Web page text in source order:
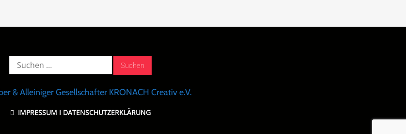
Suche
& Alleiniger Gesellschafter KRONACH Creativ e.V.
IMPRESSUM I DATENSCHUTZERKLÄRUNG